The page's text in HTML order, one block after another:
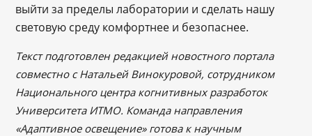
выйти за пределы лаборатории и сделать нашу
световую среду комфортнее и безопаснее.
Текст подготовлен редакцией новостного портала
совместно с Натальей Винокуровой, сотрудником
Национального центра когнитивных разработок
Университета ИТМО. Команда направления
«Адаптивное освещение» готова к научным